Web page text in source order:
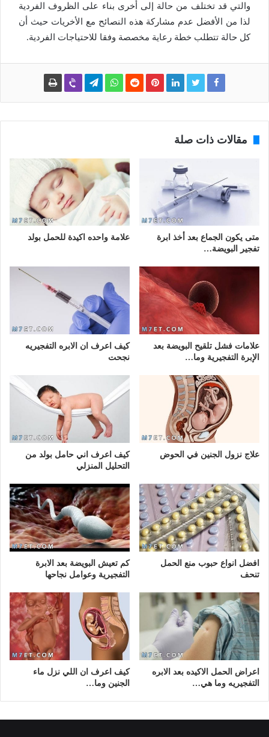
والتي قد تختلف من حالة إلى أخرى بناء على الظروف الفردية
لذا من الأفضل عدم مشاركة هذه النصائح مع الأخريات حيث أن
كل حالة تتطلب خطة رعاية مخصصة وفقا للاحتياجات الفردية.
مقالات ذات صلة
متى يكون الجماع بعد أخذ ابرة
تفجير البويضة…
علامة واحده اكيدة للحمل بولد
علامات فشل تلقيح البويضة بعد
الإبرة التفجيرية وما…
كيف اعرف ان الابره التفجيريه
نجحت
علاج نزول الجنين في الحوض
كيف اعرف اني حامل بولد من
التحليل المنزلي
افضل انواع حبوب منع الحمل
تنحف
كم تعيش البويضة بعد الابرة
التفجيرية وعوامل نجاحها
اعراض الحمل الاكيده بعد الابره
التفجيريه وما هي…
كيف اعرف ان اللي نزل ماء
الجنين وما…